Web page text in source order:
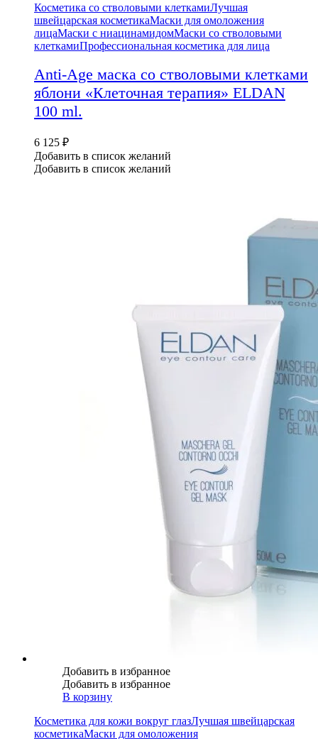
Косметика со стволовыми клеткамиЛучшая
швейцарская косметикаМаски для омоложения
лицаМаски с ниацинамидомМаски со стволовыми
клеткамиПрофессиональная косметика для лица
Anti-Age маска со стволовыми клетками
яблони «Клеточная терапия» ELDAN
100 ml.
6 125 ₽
Добавить в список желаний
Добавить в список желаний
Добавить в избранное
Добавить в избранное
В корзину
Косметика для кожи вокруг глазЛучшая швейцарская
косметикаМаски для омоложения